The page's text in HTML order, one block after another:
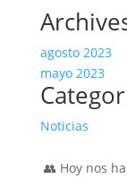
agosto 2023
mayo 2023
Noticias
👥 Hoy nos